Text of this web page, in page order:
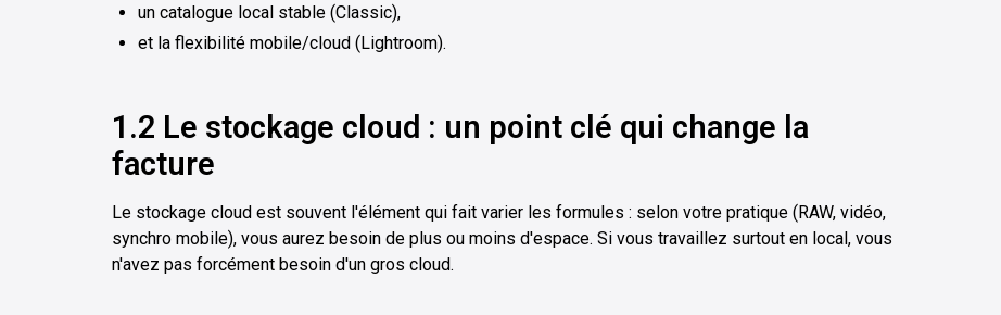
un catalogue local stable (Classic),
et la flexibilité mobile/cloud (Lightroom).
1.2 Le stockage cloud : un point clé qui change la
facture
Le stockage cloud est souvent l'élément qui fait varier les formules : selon votre pratique (RAW, vidéo,
synchro mobile), vous aurez besoin de plus ou moins d'espace. Si vous travaillez surtout en local, vous
n'avez pas forcément besoin d'un gros cloud.